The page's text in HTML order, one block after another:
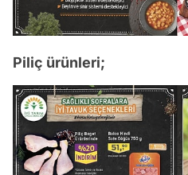
Piliç ürünleri;